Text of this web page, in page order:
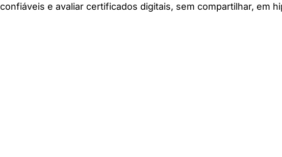
e avaliar certificados digitais, sem compartilhar, em